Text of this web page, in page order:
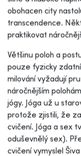
obohacen city
transcendence.
praktikovat
Většinu poloh a
pouze fyzicky
milování vyžadují
náročnějším
jógy. Jóga už u
protože zjistili, že
cvičení. Jóga a sex
oduševnělý sex).
cvičení vymyslel